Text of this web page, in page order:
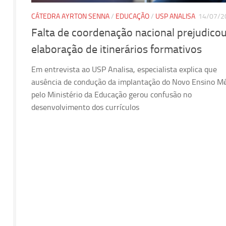
CÁTEDRA AYRTON SENNA/ EDUCAÇÃO/ USP ANALISA 14/07/
Falta de coordenação nacional prejudicou
elaboração de itinerários formativos
Em entrevista ao USP Analisa, especialista explica que
ausência de condução da implantação do Novo Ensino
pelo Ministério da Educação gerou confusão no
desenvolvimento dos currículos